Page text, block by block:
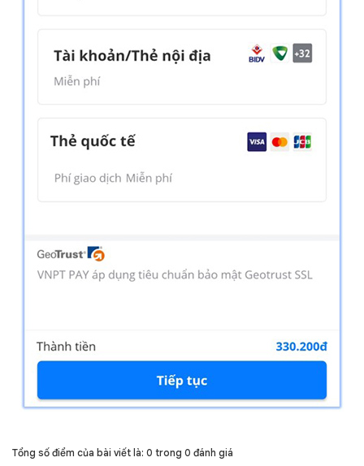
Tổng số điểm của bài viết là: 0 trong 0 đánh giá